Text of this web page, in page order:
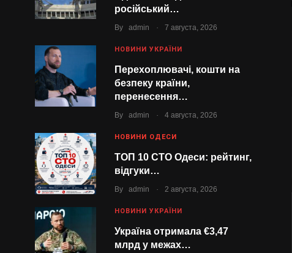
російський…
By admin . 7 августа, 2026
НОВИНИ УКРАЇНИ
Перехоплювачі, кошти на
безпеку країни,
перенесення…
By admin . 4 августа, 2026
НОВИНИ ОДЕСИ
ТОП 10 СТО Одеси: рейтинг,
відгуки…
By admin . 2 августа, 2026
НОВИНИ УКРАЇНИ
Україна отримала €3,47
млрд у межах…